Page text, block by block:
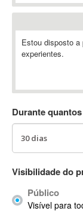
Ableton
Ableton Push
Abstract
AC3
ACID Pro
ACPI
Acrobat
Estou disposto a
experientes.
Durante
Visibilidade do
Público
Visível para